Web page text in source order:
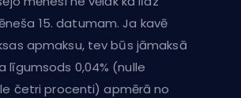
15. datumam. Ja kavē
apmaksu, tev būs jāmaksā
līgumsods 0,04% (nulle
četri procenti) apmērā no